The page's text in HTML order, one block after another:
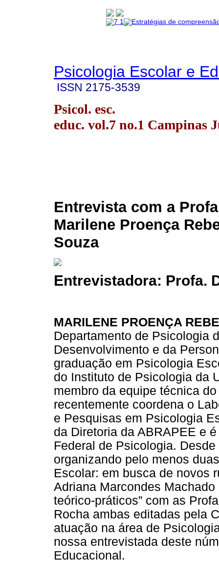
Psicologia Escolar e
ISSN 2175-3539
Psicol. esc.
educ. vol.7 no.1 Campinas
Entrevista com a
Marilene Proença
Souza
Entrevistadora: Profa.
MARILENE PROENÇA
Departamento de Psicologia
Desenvolvimento e da
graduação em Psicologia
do Instituto de Psicologia da
membro da equipe técnica
recentemente coordena o
e Pesquisas em Psicologia
da Diretoria da ABRAPEE e
Federal de Psicologia.
organizando pelo menos
Escolar: em busca de novos
Adriana Marcondes
teórico-práticos” com as
Rocha ambas editadas pela
atuação na área de
nossa entrevistada deste
Educacional.